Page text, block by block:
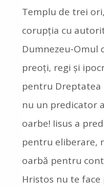
Templu de trei
corupția cu
Dumnezeu-Omul
preoți, regi și
pentru Dreptatea
nu un predicator
oarbe! Iisus a
pentru eliberare,
oarbă pentru
Hristos nu te face